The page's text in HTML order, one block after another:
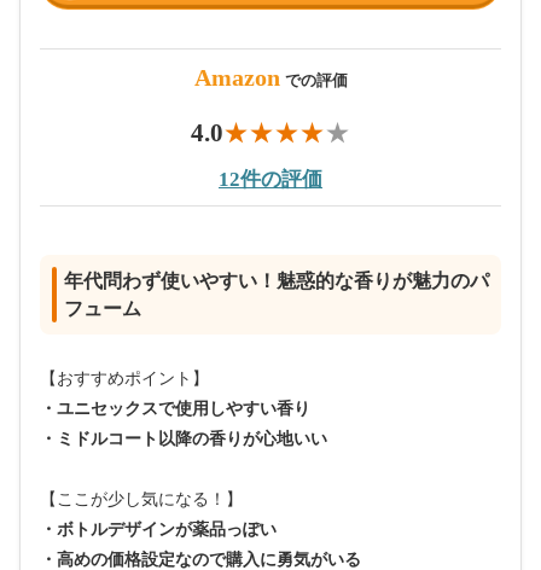
Amazon での評価
4.0
12件の評価
年代問わず使いやすい！魅惑的な香りが魅力のパ
フューム
【おすすめポイント】
・ユニセックスで使用しやすい香り
・ミドルコート以降の香りが心地いい
【ここが少し気になる！】
・ボトルデザインが薬品っぽい
・高めの価格設定なので購入に勇気がいる